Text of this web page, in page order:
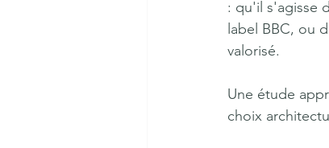
: qu'il s'agisse
label BBC, ou
valorisé.
Une étude
choix